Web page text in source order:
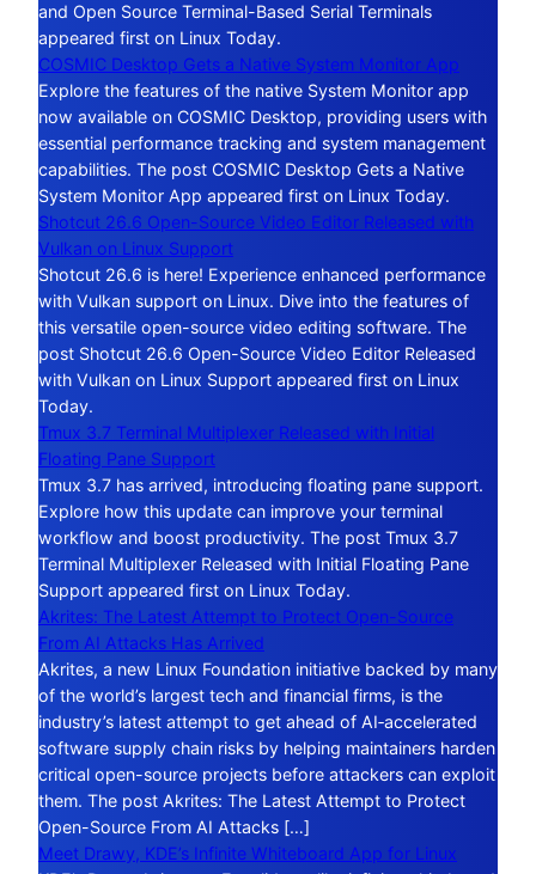
and Open Source Terminal-Based Serial Terminals
appeared first on Linux Today.
COSMIC Desktop Gets a Native System Monitor App
Explore the features of the native System Monitor app
now available on COSMIC Desktop, providing users with
essential performance tracking and system management
capabilities. The post COSMIC Desktop Gets a Native
System Monitor App appeared first on Linux Today.
Shotcut 26.6 Open-Source Video Editor Released with
Vulkan on Linux Support
Shotcut 26.6 is here! Experience enhanced performance
with Vulkan support on Linux. Dive into the features of
this versatile open-source video editing software. The
post Shotcut 26.6 Open-Source Video Editor Released
with Vulkan on Linux Support appeared first on Linux
Today.
Tmux 3.7 Terminal Multiplexer Released with Initial
Floating Pane Support
Tmux 3.7 has arrived, introducing floating pane support.
Explore how this update can improve your terminal
workflow and boost productivity. The post Tmux 3.7
Terminal Multiplexer Released with Initial Floating Pane
Support appeared first on Linux Today.
Akrites: The Latest Attempt to Protect Open-Source
From AI Attacks Has Arrived
Akrites, a new Linux Foundation initiative backed by many
of the world’s largest tech and financial firms, is the
industry’s latest attempt to get ahead of AI‑accelerated
software supply chain risks by helping maintainers harden
critical open-source projects before attackers can exploit
them. The post Akrites: The Latest Attempt to Protect
Open-Source From AI Attacks […]
Meet Drawy, KDE’s Infinite Whiteboard App for Linux